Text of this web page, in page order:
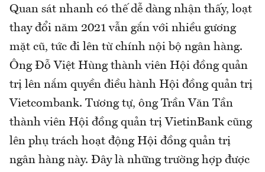
Quan sát nhanh có thế dễ dàng nhận thấy, loạt
thay đổi năm 2021 vẫn gắn với nhiều gương
mặt cũ, tức đi lên từ chính nội bộ ngân hàng.
Ông Đỗ Việt Hùng thành viên Hội đồng quản
trị lên nắm quyền điều hành Hội đồng quản trị
Vietcombank. Tương tự, ông Trần Văn Tần
thành viên Hội đồng quản trị VietinBank cũng
lên phụ trách hoạt động Hội đồng quản trị
ngân hàng này. Đây là những trường hợp được